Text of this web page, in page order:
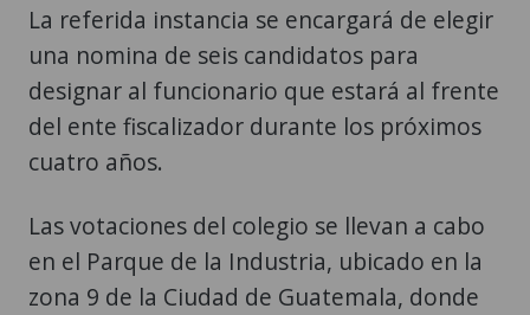
La referida instancia se encargará de elegir
una nomina de seis candidatos para
designar al funcionario que estará al frente
del ente fiscalizador durante los próximos
cuatro años.
Las votaciones del colegio se llevan a cabo
en el Parque de la Industria, ubicado en la
zona 9 de la Ciudad de Guatemala, donde